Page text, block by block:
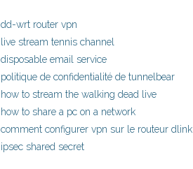
dd-wrt router vpn
live stream tennis channel
disposable email service
politique de confidentialité de tunnelbear
how to stream the walking dead live
how to share a pc on a network
comment configurer vpn sur le routeur dlink
ipsec shared secret